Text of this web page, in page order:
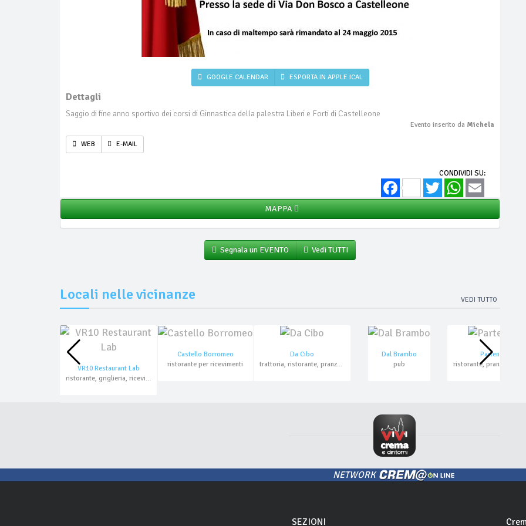
GOOGLE CALENDAR ESPORTA IN APPLE ICAL
Dettagli
Saggio di fine anno sportivo dei corsi di Ginnastica della palestra Liberi e Forti di Castelleone
Evento inserito da Michela
WEB E-MAIL
CONDIVIDI SU:
FacebookTwitter WhatsApp
MAPPA
Segnala un EVENTO Vedi TUTTI
Locali nelle vicinanze VEDI TUTTO
VR10 Restaurant Lab
ristorante, griglieria, ricevimenti
Castello Borromeo
ristorante per ricevimenti
Da Cibo
trattoria, ristorante, pranzo di lavoro, asporto
Dal Brambo
pub
Partenope
NETWORK
SEZIONI